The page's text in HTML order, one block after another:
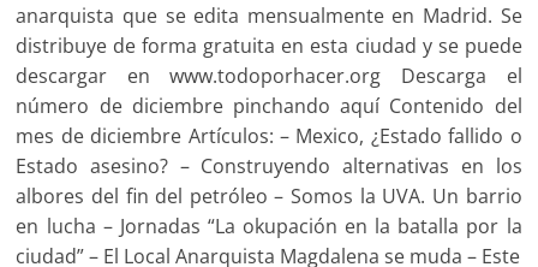
anarquista que se edita mensualmente en Madrid. Se
distribuye de forma gratuita en esta ciudad y se puede
descargar en www.todoporhacer.org Descarga el
número de diciembre pinchando aquí Contenido del
mes de diciembre Artículos: – Mexico, ¿Estado fallido o
Estado asesino? – Construyendo alternativas en los
albores del fin del petróleo – Somos la UVA. Un barrio
en lucha – Jornadas “La okupación en la batalla por la
ciudad” – El Local Anarquista Magdalena se muda – Este